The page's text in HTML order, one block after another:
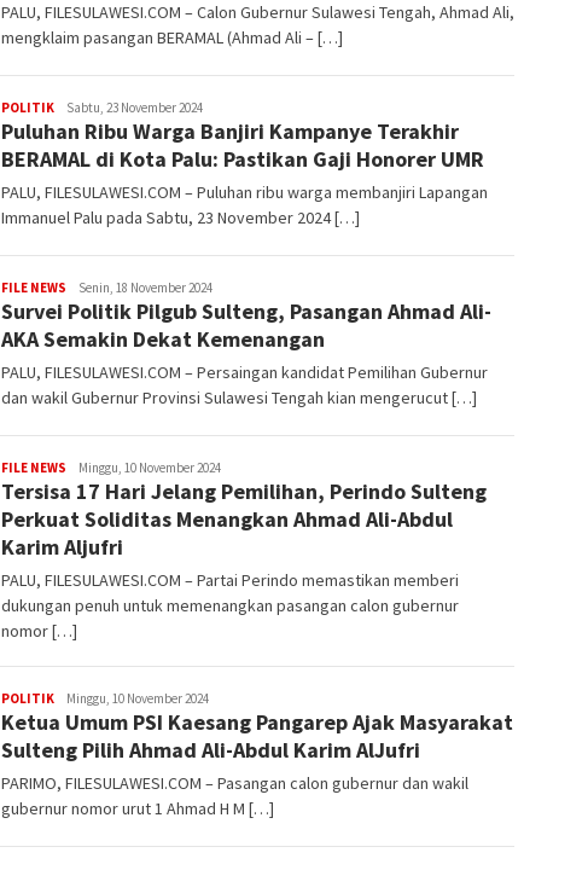
PALU, FILESULAWESI.COM – Calon Gubernur Sulawesi Tengah, Ahmad Ali,
mengklaim pasangan BERAMAL (Ahmad Ali – […]
POLITIK FILESULAWESI
Sabtu, 23 November 2024
Puluhan Ribu Warga Banjiri Kampanye Terakhir
BERAMAL di Kota Palu: Pastikan Gaji Honorer UMR
PALU, FILESULAWESI.COM – Puluhan ribu warga membanjiri Lapangan
Immanuel Palu pada Sabtu, 23 November 2024 […]
FILE NEWS FILESULAWESI
Senin, 18 November 2024
Survei Politik Pilgub Sulteng, Pasangan Ahmad Ali-
AKA Semakin Dekat Kemenangan
PALU, FILESULAWESI.COM – Persaingan kandidat Pemilihan Gubernur
dan wakil Gubernur Provinsi Sulawesi Tengah kian mengerucut […]
FILE NEWS FILESULAWESI
Minggu, 10 November 2024
Tersisa 17 Hari Jelang Pemilihan, Perindo Sulteng
Perkuat Soliditas Menangkan Ahmad Ali-Abdul
Karim Aljufri
PALU, FILESULAWESI.COM – Partai Perindo memastikan memberi
dukungan penuh untuk memenangkan pasangan calon gubernur
nomor […]
POLITIK FILESULAWESI
Minggu, 10 November 2024
Ketua Umum PSI Kaesang Pangarep Ajak Masyarakat
Sulteng Pilih Ahmad Ali-Abdul Karim AlJufri
PARIMO, FILESULAWESI.COM – Pasangan calon gubernur dan wakil
gubernur nomor urut 1 Ahmad H M […]